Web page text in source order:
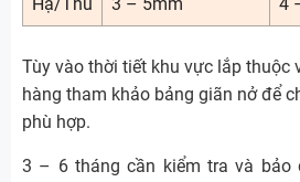
Tùy vào thời tiết khu vực lắp thuộc
hàng tham khảo bảng giãn nở để
phù hợp.
3 – 6 tháng cần kiểm tra và bảo